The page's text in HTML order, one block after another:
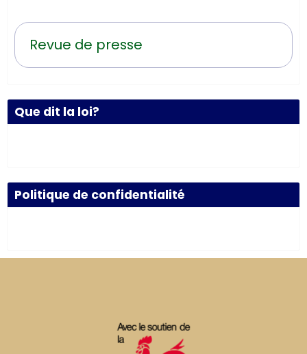
Revue de presse
Que dit la loi?
Politique de confidentialité